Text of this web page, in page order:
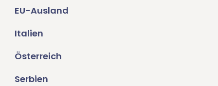
EU-Ausland
Italien
Österreich
Serbien